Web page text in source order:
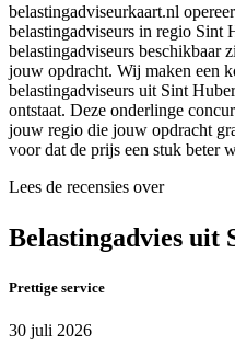
belastingadviseurkaart.nl
belastingadviseurs in regio Sint
belastingadviseurs beschikbaar
jouw opdracht. Wij maken een
belastingadviseurs uit Sint
ontstaat. Deze onderlinge
jouw regio die jouw opdracht
voor dat de prijs een stuk beter
Lees de recensies over
Belastingadvies uit
Prettige service
30 juli 2026